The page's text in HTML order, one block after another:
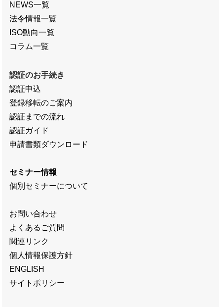
NEWS一覧
法令情報一覧
ISO動向一覧
コラム一覧
認証のお手続き
認証申込
登録移転のご案内
認証までの流れ
認証ガイド
申請書類ダウンロード
セミナー情報
個別セミナーについて
お問い合わせ
よくあるご質問
関連リンク
個人情報保護方針
ENGLISH
サイトポリシー